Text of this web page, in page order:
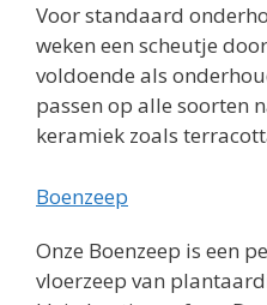
Voor standaard
weken een scheutje
voldoende als
passen op alle soorten
keramiek zoals
Boenzeep
Onze Boenzeep is een
vloerzeep van